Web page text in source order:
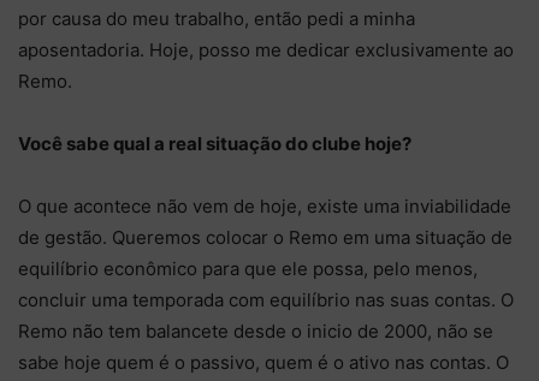
por causa do meu trabalho, então pedi a minha
aposentadoria. Hoje, posso me dedicar exclusivamente ao
Remo.
Você sabe qual a real situação do clube hoje?
O que acontece não vem de hoje, existe uma inviabilidade
de gestão. Queremos colocar o Remo em uma situação de
equilíbrio econômico para que ele possa, pelo menos,
concluir uma temporada com equilíbrio nas suas contas. O
Remo não tem balancete desde o inicio de 2000, não se
sabe hoje quem é o passivo, quem é o ativo nas contas. O